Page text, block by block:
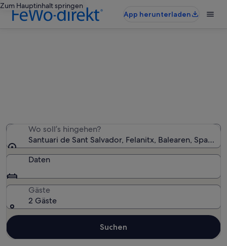
Zum Hauptinhalt springen
App herunterladen
Wo soll’s hingehen?
Santuari de Sant Salvador, Felanitx, Balearen, Spanien
Daten
Gäste
2 Gäste
Suchen